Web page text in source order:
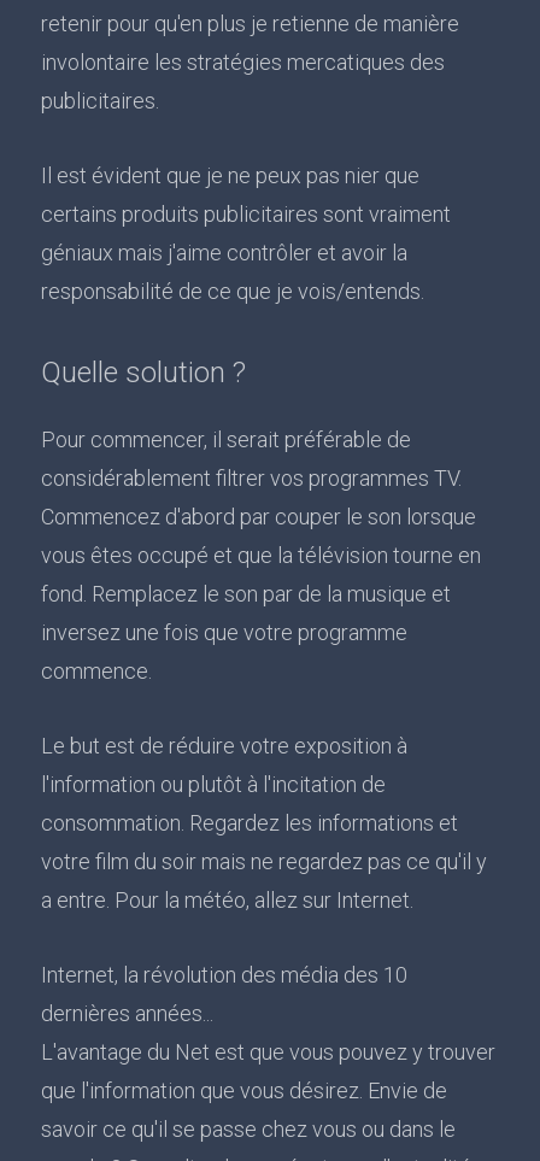
retenir pour qu'en plus je retienne de manière
involontaire les stratégies mercatiques des
publicitaires.
Il est évident que je ne peux pas nier que
certains produits publicitaires sont vraiment
géniaux mais j'aime contrôler et avoir la
responsabilité de ce que je vois/entends.
Quelle solution ?
Pour commencer, il serait préférable de
considérablement filtrer vos programmes TV.
Commencez d'abord par couper le son lorsque
vous êtes occupé et que la télévision tourne en
fond. Remplacez le son par de la musique et
inversez une fois que votre programme
commence.
Le but est de réduire votre exposition à
l'information ou plutôt à l'incitation de
consommation. Regardez les informations et
votre film du soir mais ne regardez pas ce qu'il y
a entre. Pour la météo, allez sur Internet.
Internet, la révolution des média des 10
dernières années...
L'avantage du Net est que vous pouvez y trouver
que l'information que vous désirez. Envie de
savoir ce qu'il se passe chez vous ou dans le